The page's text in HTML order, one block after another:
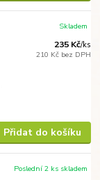
235 Kč/ks
210 Kč bez DPH
Skladem
Přidat do košíku
Poslední 2 ks skladem